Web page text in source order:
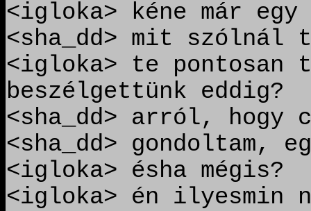
<igloka> kéne már
<sha_dd> mit szólnál
<igloka> te
beszélgettünk eddig?
<sha_dd> arról, hogy
<sha_dd> gondoltam,
<igloka> ésha mégis?
<igloka> én ilyesmin